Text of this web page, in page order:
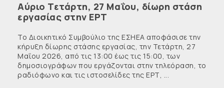
Αύριο Τετάρτη, 27 Μαΐου, δίωρη στάση
εργασίας στην ΕΡΤ
Το Διοικητικό Συμβούλιο της ΕΣΗΕΑ αποφάσισε την
κήρυξη δίωρης στάσης εργασίας, την Τετάρτη, 27
Μαΐου 2026, από τις 13:00 έως τις 15:00, των
δημοσιογράφων που εργάζονται στην τηλεόραση, το
ραδιόφωνο και τις ιστοσελίδες της ΕΡΤ, ...